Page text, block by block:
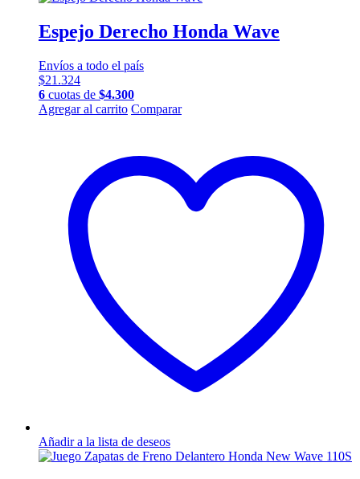
Espejo Derecho Honda Wave
Envíos a todo el país
$21.324
6 cuotas de $4.300
Agregar al carrito Comparar
Añadir a la lista de deseos